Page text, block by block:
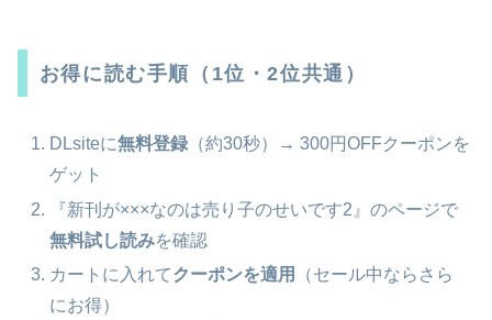
お得に読む手順（1位・2位共通）
DLsiteに無料登録 （約30秒）→ 300円OFFクーポンを
ゲット
『新刊が×××なのは売り子のせいです2』のページで
無料試し読みを確認
カートに入れてクーポンを適用
（セール中ならさら
にお得）